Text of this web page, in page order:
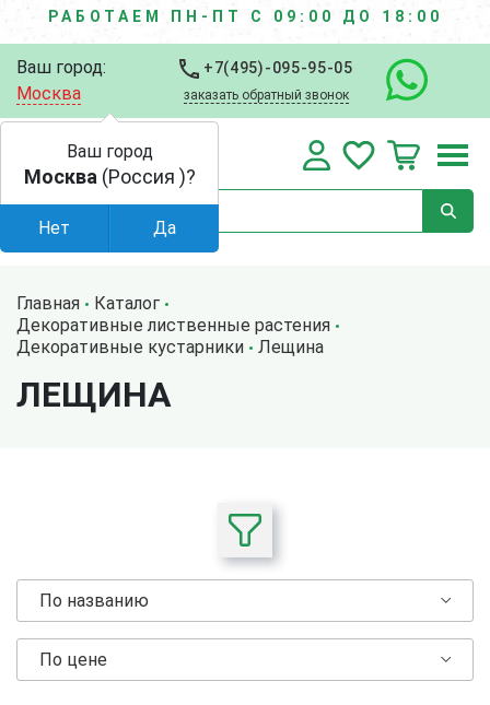
РАБОТАЕМ ПН-ПТ С 09:00 ДО 18:00
Ваш город:
Москва
+7(495)-095-95-05
заказать обратный звонок
Главная
Каталог
Декоративные лиственные растения
Декоративные кустарники
Лещина
ЛЕЩИНА
По названию
По цене
Ваш город
Москва (Россия )?
Нет Да